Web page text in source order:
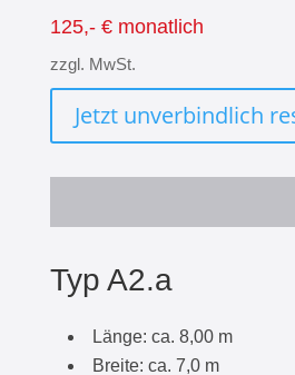
125,- € monatlich
zzgl. MwSt.
Jetzt unverbindlich
Typ A2.a
Länge: ca. 8,00 m
Breite: ca. 7,0 m